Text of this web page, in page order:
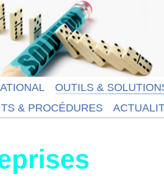
OUTILS &
& PROCÉDURES